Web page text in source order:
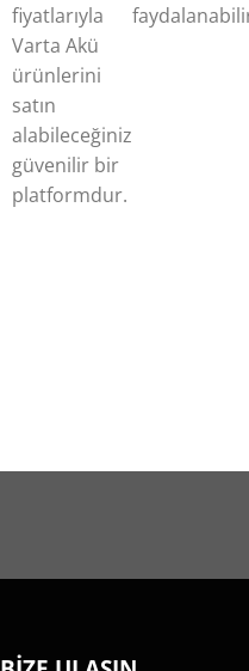
fiyatlarıyla
Varta Akü
ürünlerini
satın
alabileceğiniz
güvenilir bir
platformdur.